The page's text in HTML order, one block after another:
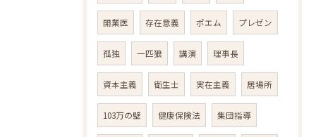
開業医 存在意義 ポエム プレゼン
孤独 一匹狼 講演 理事長
資本主義 衛生士 実在主義 居場所
103万の壁 健康保険法 集団指導